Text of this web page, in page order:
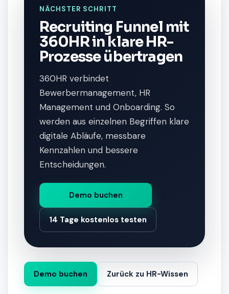
NÄCHSTER SCHRITT
Recruiting Funnel mit
360HR in klare HR-
Prozesse übertragen
360HR verbindet
Bewerbermanagement, HR
Management und Onboarding. So
werden aus einzelnen Begriffen klare
digitale Abläufe, messbare
Kennzahlen und bessere
Entscheidungen.
Demo buchen
14 Tage kostenlos testen
Demo buchen Zurück zu HR-Wissen